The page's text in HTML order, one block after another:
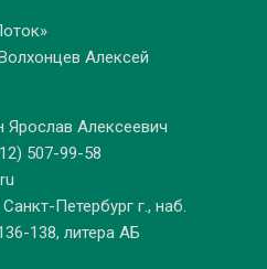
Волхонцев Алексей
Ярослав Алексеевич
507-99-58
Петербург г., наб.
138, литера АБ